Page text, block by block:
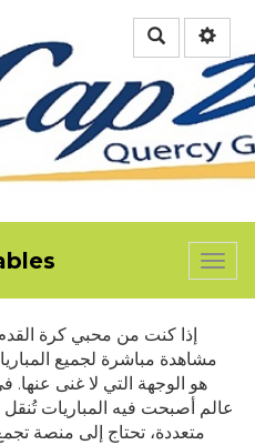
Rechercher
إذا كنت من محبي كرة
مشاهدة مباشرة لجميع
عالم أصبحت فيه المباريات
متعددة، تحتاج إلى منصة